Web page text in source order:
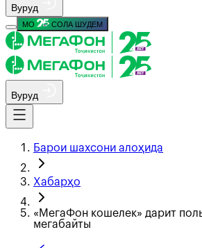
Вуруд
МО СОЛА ШУДЕМ
Вуруд
Барои шахсони алоҳида
Хабарҳо
«МегаФон кошелек» дарит
мегабайты